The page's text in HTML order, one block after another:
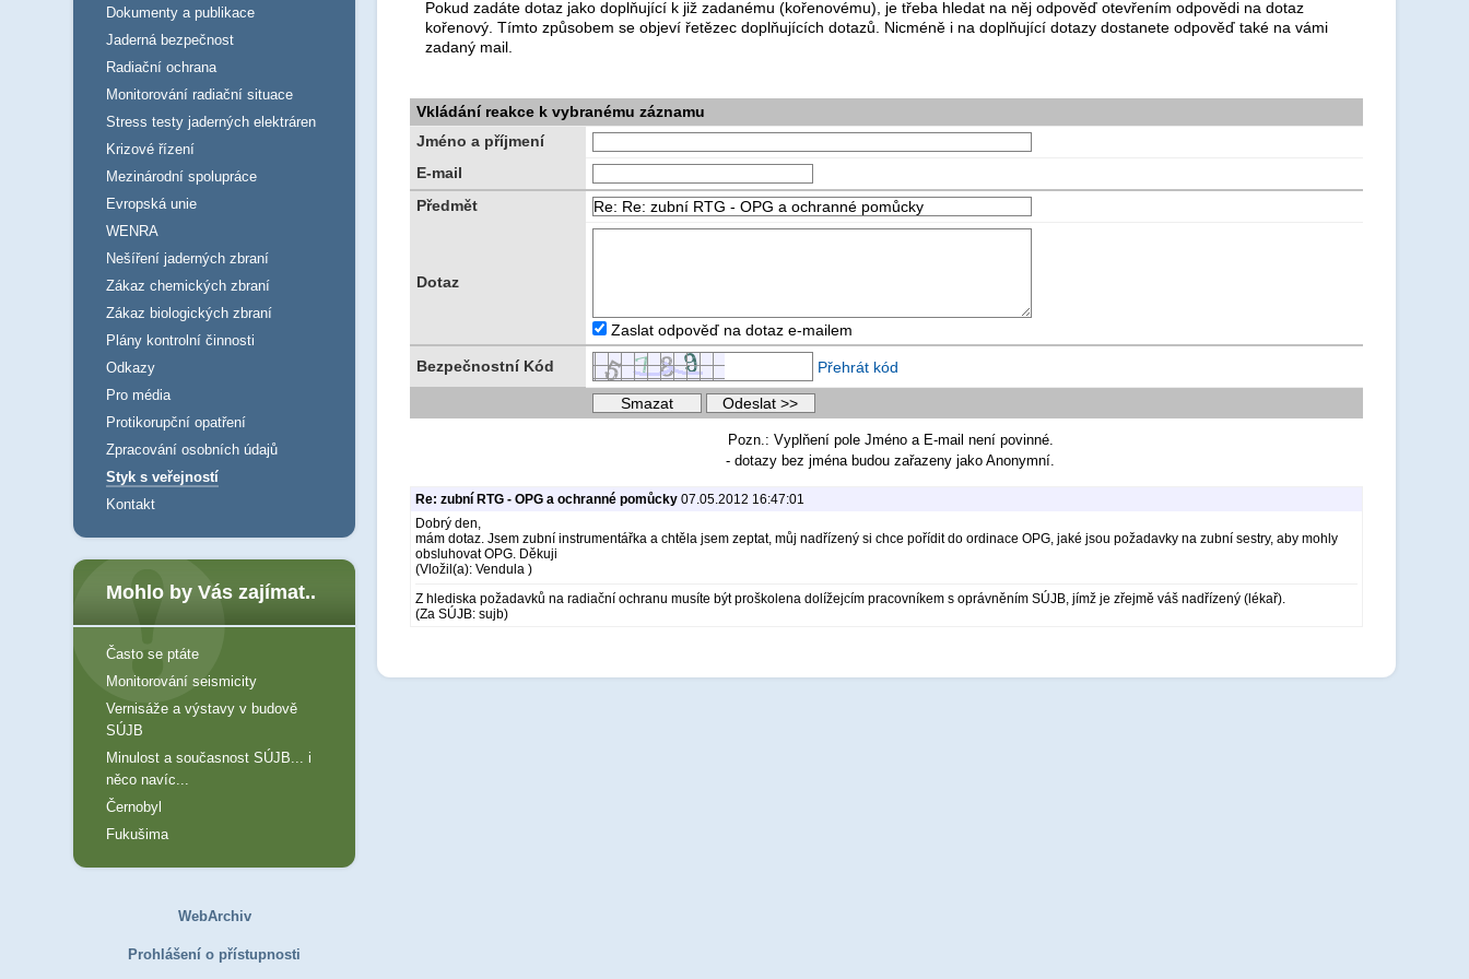
Pokud zadáte dotaz jako doplňující k již zadanému (kořenovému), je třeba hledat na něj odpověď otevřením odpovědi na dotaz
kořenový. Tímto způsobem se objeví řetězec doplňujících dotazů. Nicméně i na doplňující dotazy dostanete odpověď také na vámi
zadaný mail.
Vkládání reakce k vybranému záznamu
Jméno a příjmení
E-mail
Předmět
Dotaz
Zaslat odpověď na dotaz e-mailem
Bezpečnostní Kód Přehrát kód
Pozn.: Vyplňení pole Jméno a E-mail není povinné.
- dotazy bez jména budou zařazeny jako Anonymní.
Re: zubní RTG - OPG a ochranné pomůcky 07.05.2012 16:47:01
Dobrý den,
mám dotaz. Jsem zubní instrumentářka a chtěla jsem zeptat, můj nadřízený si chce pořídit do ordinace OPG, jaké jsou požadavky na zubní sestry, aby mohly
obsluhovat OPG. Děkuji
(Vložil(a): Vendula )
Z hlediska požadavků na radiační ochranu musíte být proškolena dolížejcím pracovníkem s oprávněním SÚJB, jímž je zřejmě váš nadřízený (lékař).
(Za SÚJB: sujb)
Dokumenty a publikace
Jaderná bezpečnost
Radiační ochrana
Monitorování radiační situace
Stress testy jaderných elektráren
Krizové řízení
Mezinárodní spolupráce
Evropská unie
WENRA
Nešíření jaderných zbraní
Zákaz chemických zbraní
Zákaz biologických zbraní
Plány kontrolní činnosti
Odkazy
Pro média
Protikorupční opatření
Zpracování osobních údajů
Styk s veřejností
Kontakt
Mohlo by Vás zajímat..
Často se ptáte
Monitorování seismicity
Vernisáže a výstavy v budově
SÚJB
Minulost a současnost SÚJB... i
něco navíc...
Černobyl
Fukušima
WebArchiv
Prohlášení o přístupnosti